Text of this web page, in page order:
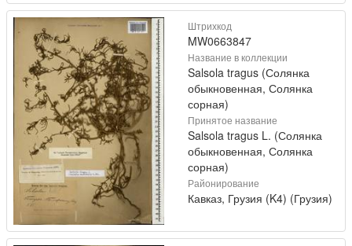
Штрихкод
MW0663847
Название в коллекции
Salsola tragus (Солянка
обыкновенная, Солянка
сорная)
Принятое название
Salsola tragus L. (Солянка
обыкновенная, Солянка
сорная)
Районирование
Кавказ, Грузия (K4) (Грузия)